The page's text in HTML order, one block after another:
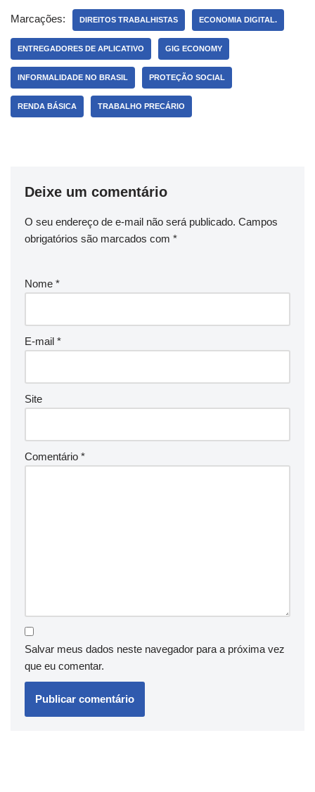
Marcações: DIREITOS TRABALHISTAS ECONOMIA DIGITAL.
ENTREGADORES DE APLICATIVO GIG ECONOMY
INFORMALIDADE NO BRASIL PROTEÇÃO SOCIAL
RENDA BÁSICA TRABALHO PRECÁRIO
Deixe um comentário
O seu endereço de e-mail não será publicado. Campos
obrigatórios são marcados com *
Nome *
E-mail *
Site
Comentário *
Salvar meus dados neste navegador para a próxima vez
que eu comentar.